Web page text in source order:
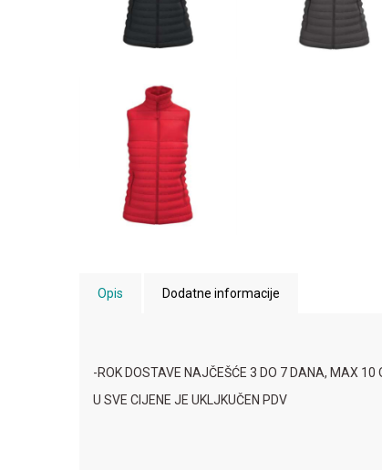
Opis Dodatne informacije
-ROK DOSTAVE NAJČEŠĆE 3 DO 7 DANA, MAX 10
U SVE CIJENE JE UKLJKUČEN PDV